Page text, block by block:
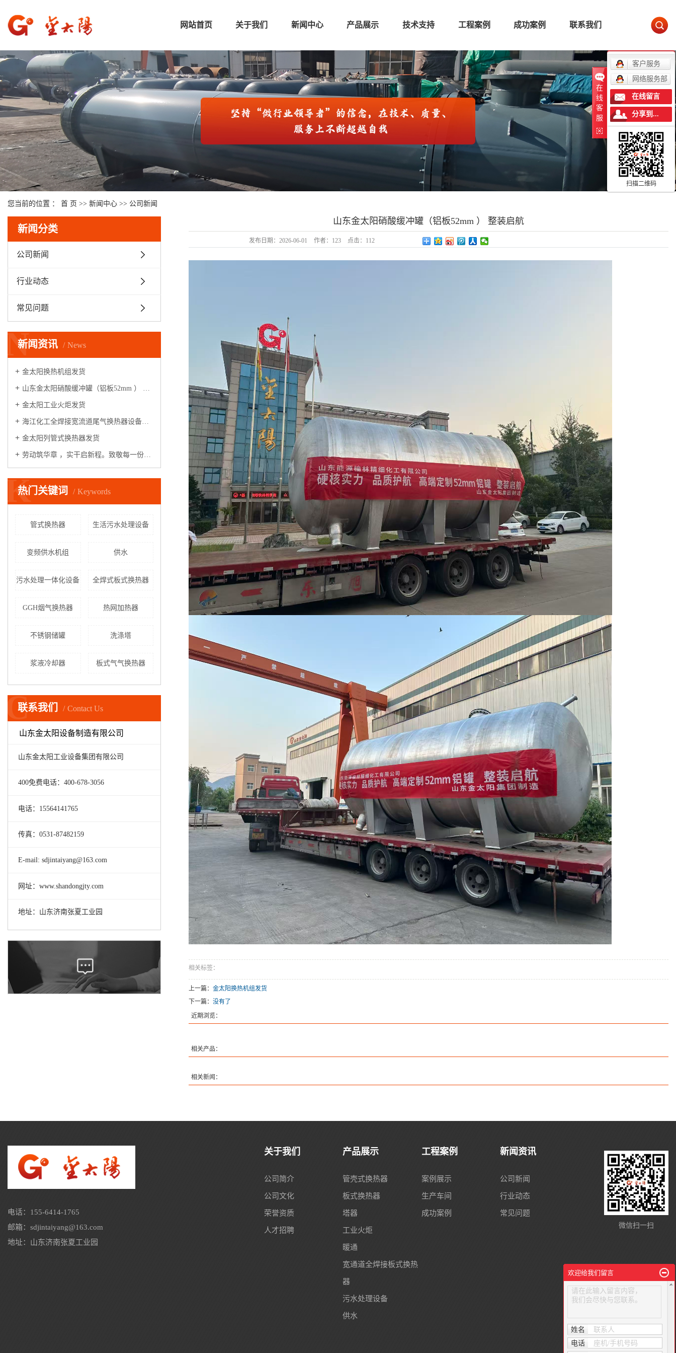
网站首页 关于我们 新闻中心 产品展示 技术支持 工程案例 成功案例 联系我们
您当前的位置 ： 首 页 >> 新闻中心 >> 公司新闻
新闻分类
公司新闻
行业动态
常见问题
新闻资讯 News
N
金太阳换热机组发货
山东金太阳硝酸缓冲罐（铝板52mm ） 整装启航
金太阳工业火炬发货
海江化工全焊接宽流道尾气换热器设备，安装运行调试满一年，各项指标满足性能测试条件，验收合格！
金太阳列管式换热器发货
劳动筑华章 ，实干启新程。致敬每一份坚守，致敬一线工作者，五一劳动节快乐！
热门关键词 Keywords
K
管式换热器 生活污水处理设备
变频供水机组 供水
污水处理一体化设备 全焊式板式换热器
GGH烟气换热器 热网加热器
不锈钢储罐 洗涤塔
浆液冷却器 板式气气换热器
联系我们 Contact Us
C
山东金太阳设备制造有限公司
山东金太阳工业设备集团有限公司
400免费电话：400-678-3056
电话：15564141765
传真：0531-87482159
E-mail: sdjintaiyang@163.com
网址：www.shandongjty.com
地址：山东济南张夏工业园
山东金太阳硝酸缓冲罐（铝板52mm ） 整装启航
发布日期： 2026-06-01 作者： 123 点击： 112
相关标签：
上一篇： 金太阳换热机组发货
下一篇： 没有了
近期浏览：
相关产品：
相关新闻：
电话：155-6414-1765
邮箱：sdjintaiyang@163.com
地址：山东济南张夏工业园
关于我们
公司简介
公司文化
荣誉资质
人才招聘
产品展示
管壳式换热器
板式换热器
塔器
工业火炬
暖通
宽通道全焊接板式换热
器
污水处理设备
供水
工程案例
案例展示
生产车间
成功案例
新闻资讯
公司新闻
行业动态
常见问题
微信扫一扫
在
线
客
服
客户服务
网络服务部
在线留言
分享到...
扫描二维码
欢迎给我们留言
请在此输入留言内容，
我们会尽快与您联系。
姓名
联系人
电话
座机/手机号码